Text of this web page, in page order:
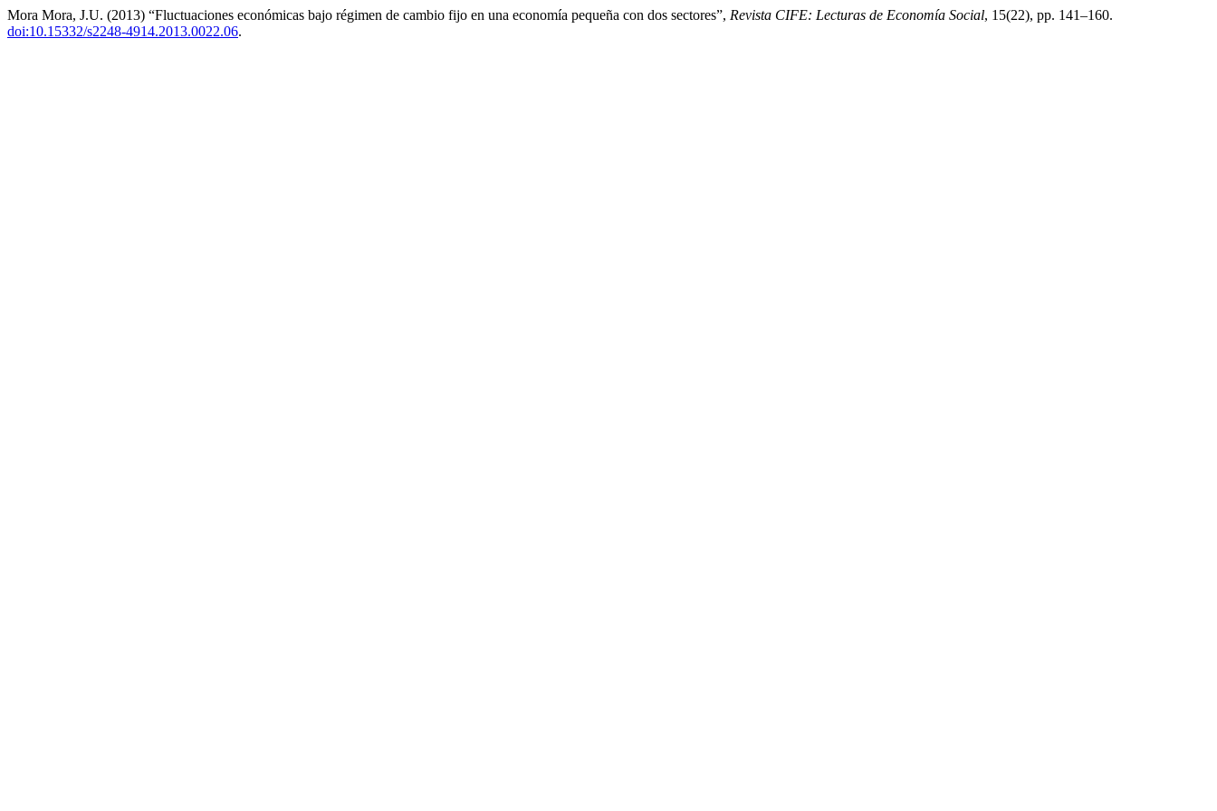
Mora Mora, J.U. (2013) “Fluctuaciones económicas bajo régimen de cambio fijo en una economía pequeña con dos sectores”, Revista CIFE: Lecturas de Economía Social, 15(22), pp. 141–160.
doi:10.15332/s2248-4914.2013.0022.06.